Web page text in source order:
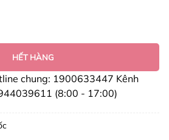
HẾT HÀNG
chung: 1900633447 Kênh
(8:00 - 17:00)